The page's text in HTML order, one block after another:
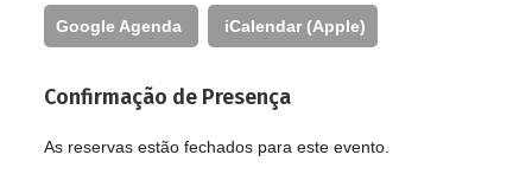
Google Agenda iCalendar (Apple)
Confirmação de Presença
As reservas estão fechados para este evento.